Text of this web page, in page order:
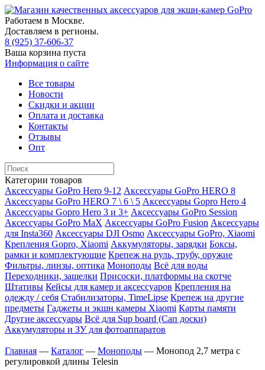
Работаем в Москве.
Доставляем в регионы.
8 (925) 37-606-37
Ваша корзина пуста
Информация о сайте
Все товары
Новости
Скидки и акции
Оплата и доставка
Контакты
Отзывы
Опт
Категории товаров
Аксессуары GoPro Hero 9-12 Аксессуары GoPro HERO 8
Аксессуары GoPro HERO 7 \ 6 \ 5 Аксессуары Gopro Hero 4
Аксессуары Gopro Hero 3 и 3+ Аксессуары GoPro Session
Аксессуары GoPro MaX Аксессуары GoPro Fusion Аксессуары
для Insta360 Аксессуары DJI Osmo Аксессуары GoPro, Xiaomi
Крепления Gopro, Xiaomi Аккумуляторы, зарядки Боксы,
рамки и комплектующие Крепеж на руль, трубу, оружие
Фильтры, линзы, оптика Моноподы Всё для воды
Переходники, защелки Присоски, платформы на скотче
Штативы Кейсы для камер и аксессуаров Крепления на
одежду / себя Cтабилизаторы, TimeLipse Крепеж на другие
предметы Гаджеты и экшн камеры Xiaomi Карты памяти
Другие аксессуары Всё для Sup board (Сап доски)
Аккумуляторы и ЗУ для фотоаппаратов
Главная — Каталог — Моноподы — Монопод 2,7 метра с
регулировкой длины Telesin